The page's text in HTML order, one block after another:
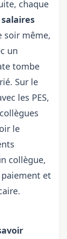
chaque
soir même,
un
tombe
Sur le
les PES,
le
collègue,
et